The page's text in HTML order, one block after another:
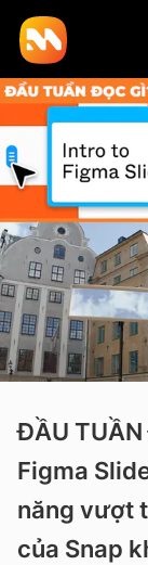
ĐẦU
Figma
năng vượt
của Snap